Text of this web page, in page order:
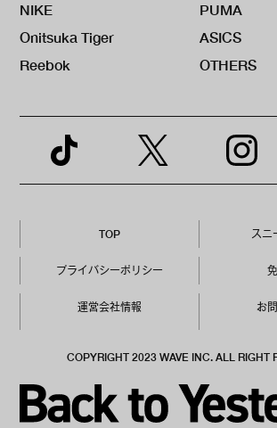
NIKE
PUMA
Onitsuka Tiger
ASICS
Reebok
OTHERS
TOP スニ
プライバシーポリシー
運営会社情報 お
COPYRIGHT 2023 WAVE INC. ALL RIGHT